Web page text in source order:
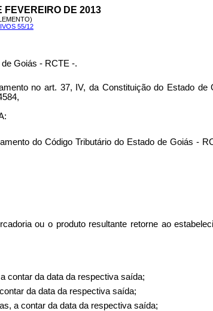
FEVEREIRO DE 2013
55/12
Goiás - RCTE -.
no art. 37, IV, da Constituição do Estado de
do Código Tributário do Estado de Goiás -
ou o produto resultante retorne ao
contar da data da respectiva saída;
da data da respectiva saída;
a contar da data da respectiva saída;